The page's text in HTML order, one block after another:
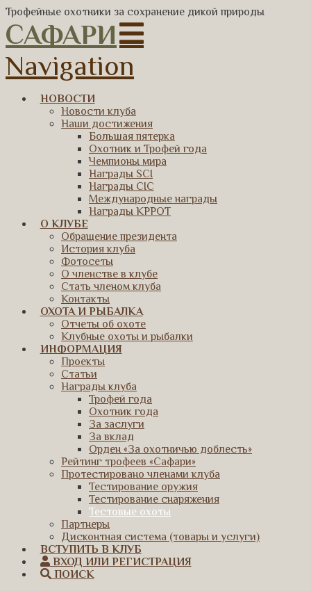
Трофейные охотники за сохранение дикой природы
САФАРИ
Navigation
НОВОСТИ
Новости клуба
Наши достижения
Большая пятерка
Охотник и Трофей года
Чемпионы мира
Награды SCI
Награды CIC
Международные награды
Награды КРРОТ
О КЛУБЕ
Обращение президента
История клуба
Фотосеты
О членстве в клубе
Стать членом клуба
Контакты
ОХОТА И РЫБАЛКА
Отчеты об охоте
Клубные охоты и рыбалки
ИНФОРМАЦИЯ
Проекты
Статьи
Награды клуба
Трофей года
Охотник года
За заслуги
За вклад
Орден «За охотничью доблесть»
Рейтинг трофеев «Сафари»
Протестировано членами клуба
Тестирование оружия
Тестирование снаряжения
Тестовые охоты
Партнеры
Дисконтная система (товары и услуги)
ВСТУПИТЬ В КЛУБ
ВХОД ИЛИ РЕГИСТРАЦИЯ
ПОИСК